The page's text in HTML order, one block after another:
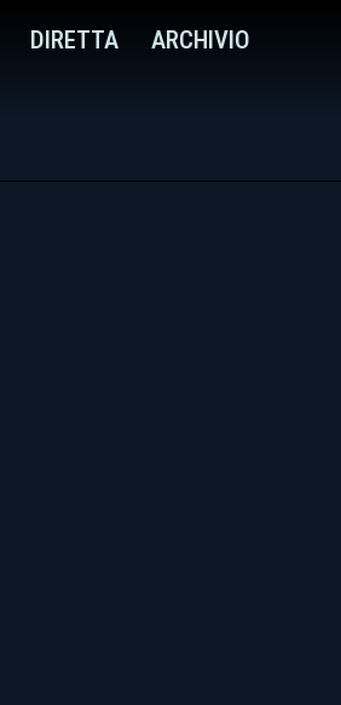
DIRETTA ARCHIVIO